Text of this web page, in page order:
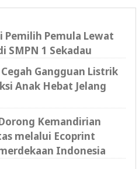
Pemilih Pemula Lewat
SMPN 1 Sekadau
Gangguan Listrik
Anak Hebat Jelang
Kemandirian
melalui Ecoprint
Indonesia